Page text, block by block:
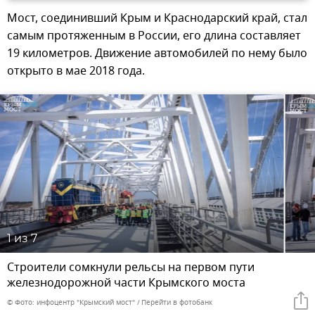
Мост, соединивший Крым и Краснодарский край, стал
самым протяженным в России, его длина составляет
19 километров. Движение автомобилей по нему было
открыто в мае 2018 года.
1из 7
Строители сомкнули рельсы на первом пути
железнодорожной части Крымского моста
© Фото: инфоцентр "Крымский мост" Перейти в фотобанк